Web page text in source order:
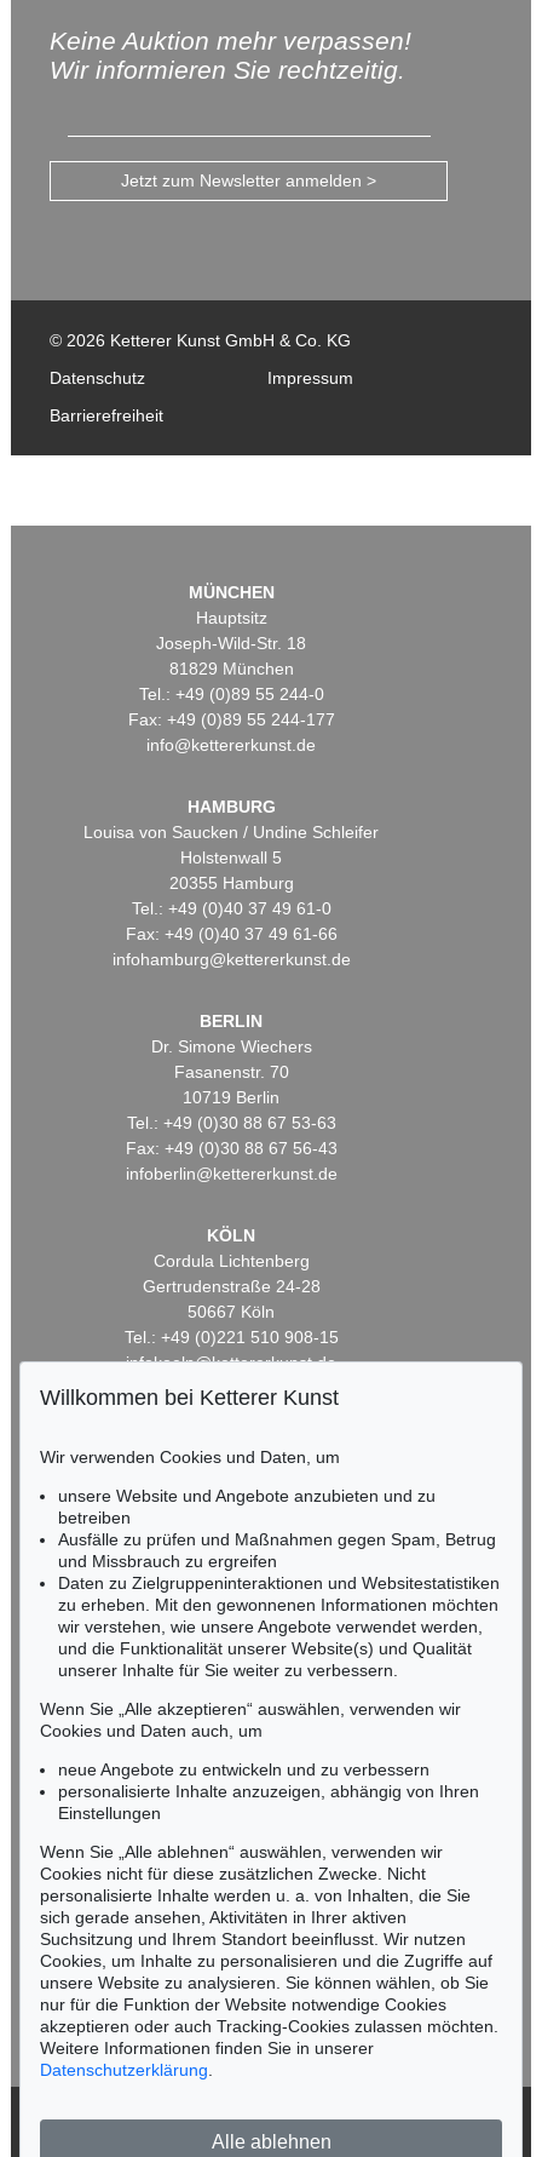
Keine Auktion mehr verpassen!
Wir informieren Sie rechtzeitig.
Jetzt zum Newsletter anmelden >
© 2026 Ketterer Kunst GmbH & Co. KG
Datenschutz
Impressum
Barrierefreiheit
MÜNCHEN
Hauptsitz
Joseph-Wild-Str. 18
81829 München
Tel.: +49 (0)89 55 244-0
Fax: +49 (0)89 55 244-177
info@kettererkunst.de
HAMBURG
Louisa von Saucken / Undine Schleifer
Holstenwall 5
20355 Hamburg
Tel.: +49 (0)40 37 49 61-0
Fax: +49 (0)40 37 49 61-66
infohamburg@kettererkunst.de
BERLIN
Dr. Simone Wiechers
Fasanenstr. 70
10719 Berlin
Tel.: +49 (0)30 88 67 53-63
Fax: +49 (0)30 88 67 56-43
infoberlin@kettererkunst.de
KÖLN
Cordula Lichtenberg
Gertrudenstraße 24-28
50667 Köln
Tel.: +49 (0)221 510 908-15
infokoeln@kettererkunst.de
HESSEN
Miriam Heß
Tel.: +49 (0)62 21 58 80-038
Fax: +49 (0)62 21 58 80-595
infoheidelberg@kettererkunst.de
NORDDEUTSCHLAND
Nico Kassel, M.A.
Mobil: +49 (0)171 8618661
n.kassel@kettererkunst.de
Keine Auktion mehr verpassen!
Wir informieren Sie rechtzeitig.
Jetzt zum Newsletter anmelden >
Willkommen bei Ketterer Kunst
Wir verwenden Cookies und Daten, um
unsere Website und Angebote anzubieten und zu
betreiben
Ausfälle zu prüfen und Maßnahmen gegen Spam, Betrug
und Missbrauch zu ergreifen
Daten zu Zielgruppeninteraktionen und Websitestatistiken
zu erheben. Mit den gewonnenen Informationen möchten
wir verstehen, wie unsere Angebote verwendet werden,
und die Funktionalität unserer Website(s) und Qualität
unserer Inhalte für Sie weiter zu verbessern.
Wenn Sie „Alle akzeptieren“ auswählen, verwenden wir
Cookies und Daten auch, um
neue Angebote zu entwickeln und zu verbessern
personalisierte Inhalte anzuzeigen, abhängig von Ihren
Einstellungen
Wenn Sie „Alle ablehnen“ auswählen, verwenden wir
Cookies nicht für diese zusätzlichen Zwecke. Nicht
personalisierte Inhalte werden u. a. von Inhalten, die Sie
sich gerade ansehen, Aktivitäten in Ihrer aktiven
Suchsitzung und Ihrem Standort beeinflusst. Wir nutzen
Cookies, um Inhalte zu personalisieren und die Zugriffe auf
unsere Website zu analysieren. Sie können wählen, ob Sie
nur für die Funktion der Website notwendige Cookies
akzeptieren oder auch Tracking-Cookies zulassen möchten.
Weitere Informationen finden Sie in unserer
Datenschutzerklärung
Alle ablehnen